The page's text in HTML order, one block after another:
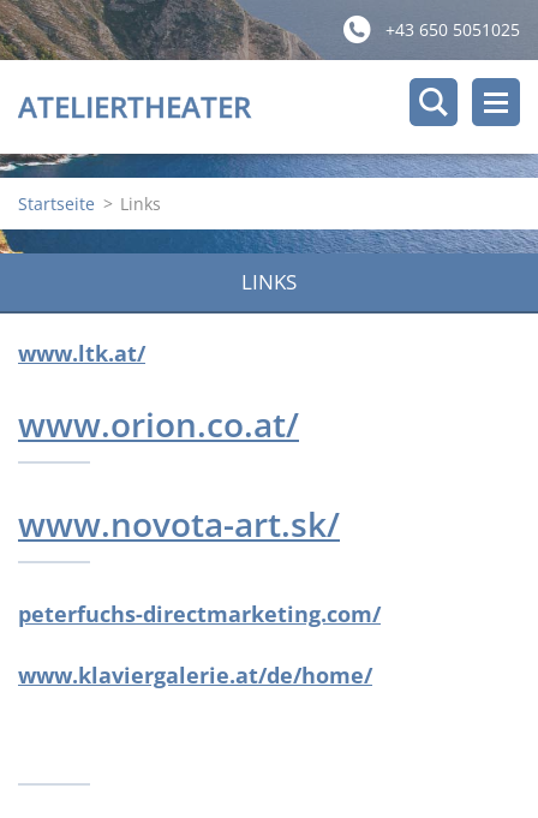
+43 650 5051025
ATELIERTHEATER
Startseite > Links
LINKS
www.ltk.at/
www.orion.co.at/
www.novota-art.sk/
peterfuchs-directmarketing.com/
www.klaviergalerie.at/de/home/